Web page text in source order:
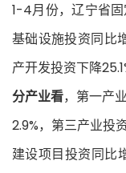
1-4月份，辽宁省固
基础设施投资同比
产开发投资下降
分产业看，第一产
2.9%，第三产业投
建设项目投资同比